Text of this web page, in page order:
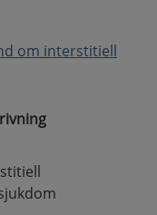
om interstitiell